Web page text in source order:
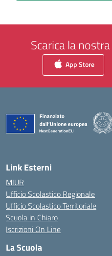
Scarica la
App Store
Link Esterni
MIUR
Ufficio Scolastico Regionale
Ufficio Scolastico Territoriale
Scuola in Chiaro
Iscrizioni On Line
La Scuola